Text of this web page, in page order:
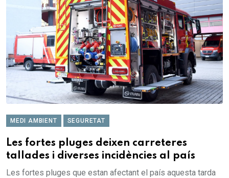
MEDI AMBIENT SEGURETAT
Les fortes pluges deixen carreteres
tallades i diverses incidències al país
Les fortes pluges que estan afectant el país aquesta tarda